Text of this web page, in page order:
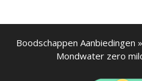
Boodschappen Aanbiedingen »
Mondwater zero